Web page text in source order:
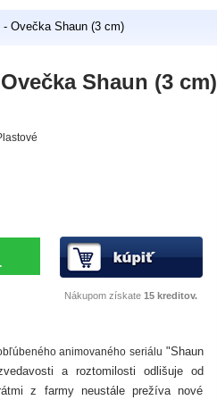
Ovečka Shaun (3 cm)
Shaun (3 cm)
Nákupom získate 15 kreditov.
animovaného seriálu "Shaun
a roztomilosti odlišuje od
z farmy neustále prežíva nové